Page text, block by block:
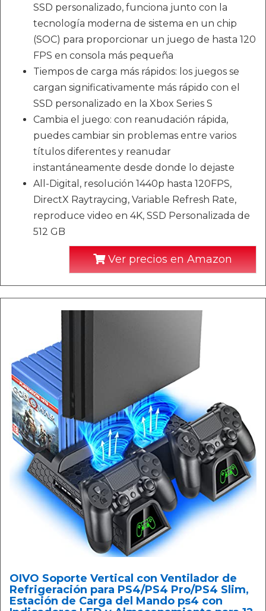
SSD personalizado, funciona junto con la
tecnología moderna de sistema en un chip
(SOC) para proporcionar un juego de hasta 120
FPS en consola más pequeña
Tiempos de carga más rápidos: los juegos se
cargan significativamente más rápido con el
SSD personalizado en la Xbox Series S
Cambia el juego: con reanudación rápida,
puedes cambiar sin problemas entre varios
títulos diferentes y reanudar
instantáneamente desde donde lo dejaste
All-Digital, resolución 1440p hasta 120FPS,
DirectX Raytraycing, Variable Refresh Rate,
reproduce video en 4K, SSD Personalizada de
512 GB
Ver precios en Amazon
OIVO Soporte Vertical con Ventilador de
Refrigeración para PS4/PS4 Pro/PS4 Slim,
Estación de Carga del Mando ps4 con